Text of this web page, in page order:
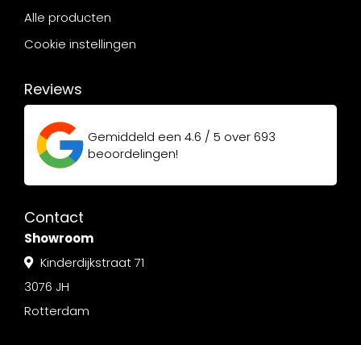
Alle producten
Cookie instellingen
Reviews
Gemiddeld een 4.6 / 5 over693
beoordelingen!
Contact
Showroom
Kinderdijkstraat 71
3076 JH
Rotterdam